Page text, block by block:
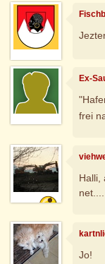
Ex-
frei
Halli,
net....
Jo!